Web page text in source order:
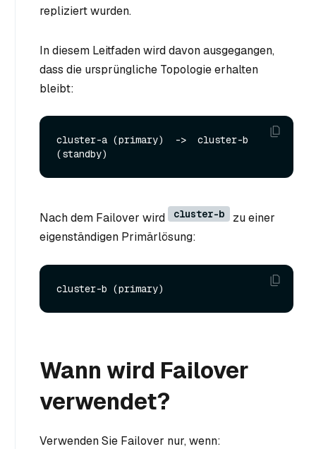
repliziert wurden.
In diesem Leitfaden wird davon ausgegangen,
dass die ursprüngliche Topologie erhalten
bleibt:
cluster-a (primary)  ->  cluster-b
Nach dem Failover wird cluster-b
zu einer
eigenständigen Primärlösung:
Wann wird Failover
verwendet?
Verwenden Sie Failover nur, wenn: